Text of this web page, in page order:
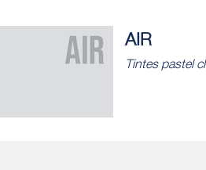
AIR
Tintes pastel